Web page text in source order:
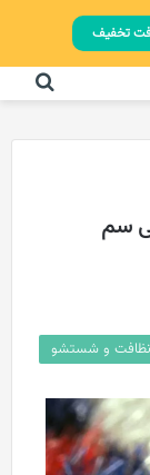
تخفیف
سم
نظافت و شستشو